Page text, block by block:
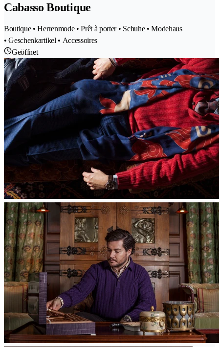
Cabasso Boutique
Boutique • Herrenmode • Prêt à porter • Schuhe • Modehaus
• Geschenkartikel • Accessoires
Geöffnet